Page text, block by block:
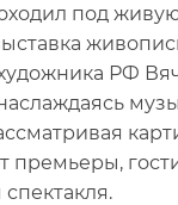
под
РФ
премьеры,